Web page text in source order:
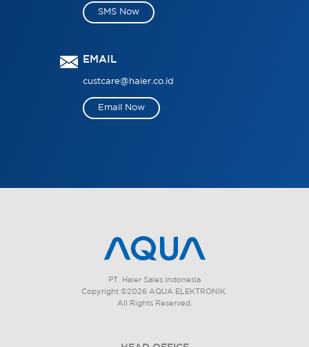
SMS Now
EMAIL
custcare@haier.co.id
Email Now
PT. Haier Sales Indonesia
Copyright ©2026 AQUA ELEKTRONIK.
All Rights Reserved.